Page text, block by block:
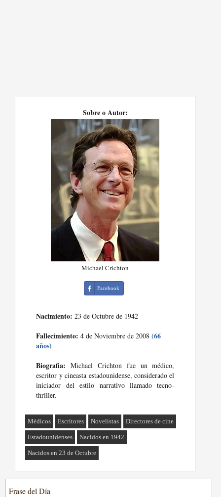
Sobre o Autor:
Michael Crichton
Facebook
Nacimiento: 23 de Octubre de 1942
Fallecimiento: 4 de Noviembre de 2008(66
años)
Biografia: Michael Crichton fue un médico,
escritor y cineasta estadounidense, considerado el
iniciador del estilo narrativo llamado tecno-
thriller.
Médicos Escritores Novelistas Directores de cine
Estadounidenses Nacidos en 1942
Nacidos en 23 de Octubre
Frase del Día